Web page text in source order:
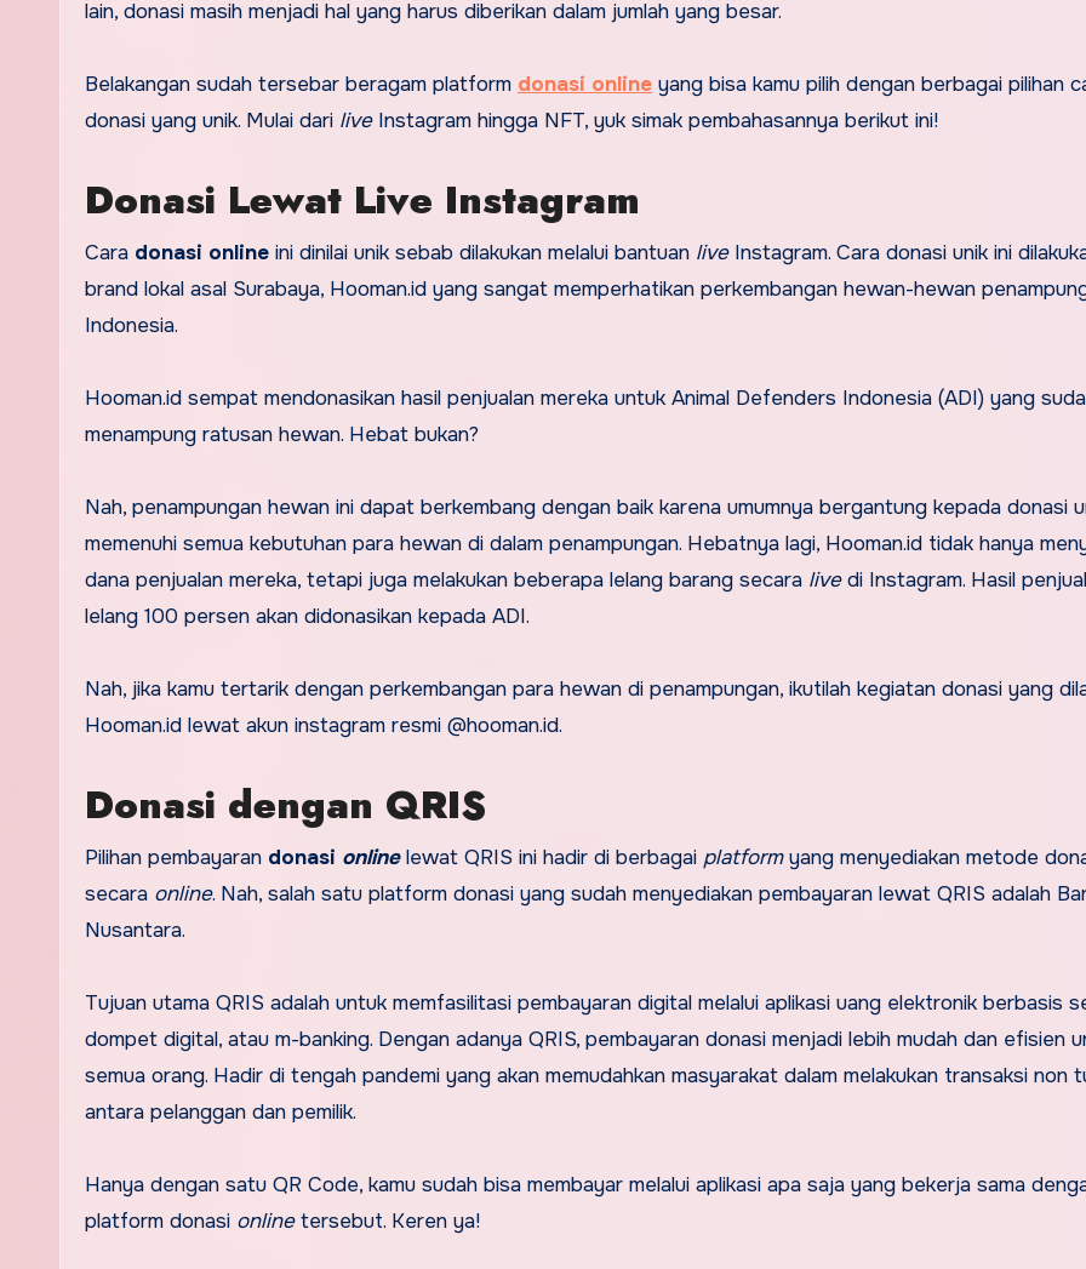
lain, donasi masih menjadi hal yang harus diberikan dalam jumlah yang besar.
Belakangan sudah tersebar beragam platform donasi online yang bisa kamu pilih dengan berbagai pilihan
donasi yang unik. Mulai dari live Instagram hingga NFT, yuk simak pembahasannya berikut ini!
Donasi Lewat Live Instagram
Cara donasi online ini dinilai unik sebab dilakukan melalui bantuan liveInstagram. Cara donasi unik ini
brand lokal asal Surabaya, Hooman.id yang sangat memperhatikan perkembangan hewan-hewan
Indonesia.
Hooman.id sempat mendonasikan hasil penjualan mereka untuk Animal Defenders Indonesia (ADI) yang
menampung ratusan hewan. Hebat bukan?
Nah, penampungan hewan ini dapat berkembang dengan baik karena umumnya bergantung kepada donasi
memenuhi semua kebutuhan para hewan di dalam penampungan. Hebatnya lagi, Hooman.id tidak hanya
dana penjualan mereka, tetapi juga melakukan beberapa lelang barang secara livedi Instagram. Hasil
lelang 100 persen akan didonasikan kepada ADI.
Nah, jika kamu tertarik dengan perkembangan para hewan di penampungan, ikutilah kegiatan donasi yang
Hooman.id lewat akun instagram resmi @hooman.id.
Donasi dengan QRIS
Pilihan pembayaran donasi onlinelewat QRIS ini hadir di berbagai platformyang menyediakan metode
secara online. Nah, salah satu platform donasi yang sudah menyediakan pembayaran lewat QRIS adalah
Nusantara.
Tujuan utama QRIS adalah untuk memfasilitasi pembayaran digital melalui aplikasi uang elektronik berbasis
dompet digital, atau m-banking. Dengan adanya QRIS, pembayaran donasi menjadi lebih mudah dan efisien
semua orang. Hadir di tengah pandemi yang akan memudahkan masyarakat dalam melakukan transaksi non
antara pelanggan dan pemilik.
Hanya dengan satu QR Code, kamu sudah bisa membayar melalui aplikasi apa saja yang bekerja sama
platform donasi onlinetersebut. Keren ya!